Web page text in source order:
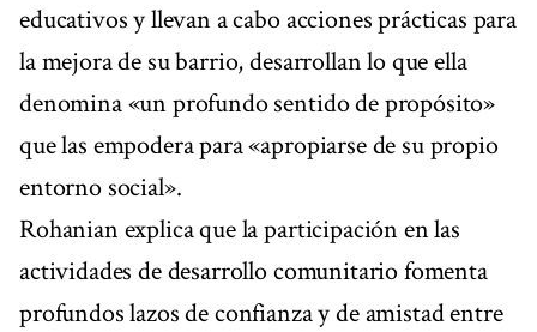
educativos y llevan a cabo acciones prácticas para
la mejora de su barrio, desarrollan lo que ella
denomina «un profundo sentido de propósito»
que las empodera para «apropiarse de su propio
entorno social».
Rohanian explica que la participación en las
actividades de desarrollo comunitario fomenta
profundos lazos de confianza y de amistad entre